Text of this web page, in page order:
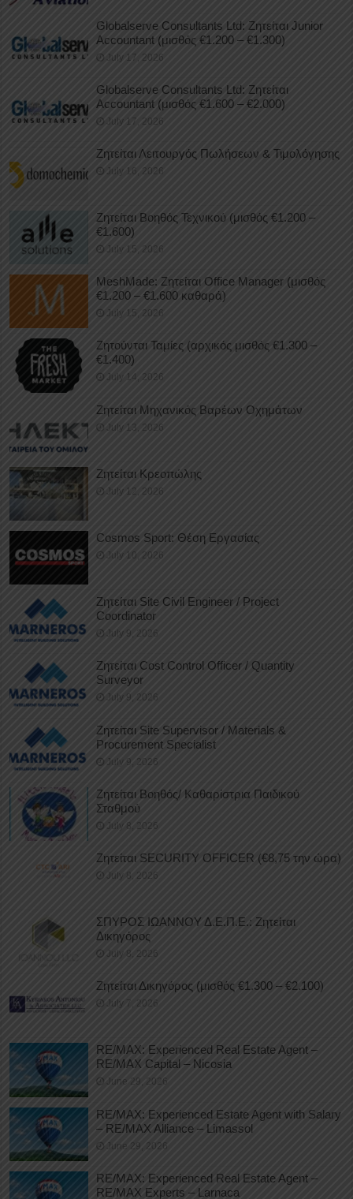
Globalserve Consultants Ltd: Ζητείται Junior
Accountant (μισθός €1.200 – €1.300)
July 17, 2026
Globalserve Consultants Ltd: Ζητείται
Accountant (μισθός €1.600 – €2.000)
July 17, 2026
Ζητείται Λειτουργός Πωλήσεων & Τιμολόγησης
July 16, 2026
Ζητείται Βοηθός Τεχνικού (μισθός €1.200 –
€1.600)
July 15, 2026
MeshMade: Ζητείται Office Manager (μισθός
€1.200 – €1.600 καθαρά)
July 15, 2026
Ζητούνται Ταμίες (αρχικός μισθός €1.300 –
€1.400)
July 14, 2026
Ζητείται Μηχανικός Βαρέων Οχημάτων
July 13, 2026
Ζητείται Κρεοπώλης
July 12, 2026
Cosmos Sport: Θέση Εργασίας
July 10, 2026
Ζητείται Site Civil Engineer / Project
Coordinator
July 9, 2026
Ζητείται Cost Control Officer / Quantity
Surveyor
July 9, 2026
Ζητείται Site Supervisor / Materials &
Procurement Specialist
July 9, 2026
Ζητείται Βοηθός/ Καθαρίστρια Παιδικού
Σταθμού
July 8, 2026
Ζητείται SECURITY OFFICER (€8,75 την ώρα)
July 8, 2026
ΣΠΥΡΟΣ ΙΩΑΝΝΟΥ Δ.Ε.Π.Ε.: Ζητείται
Δικηγόρος
July 8, 2026
Ζητείται Δικηγόρος (μισθός €1.300 – €2.100)
July 7, 2026
RE/MAX: Experienced Real Estate Agent –
RE/MAX Capital – Nicosia
June 29, 2026
RE/MAX: Experienced Estate Agent with Salary
– RE/MAX Alliance – Limassol
June 29, 2026
RE/MAX: Experienced Real Estate Agent –
RE/MAX Experts – Larnaca